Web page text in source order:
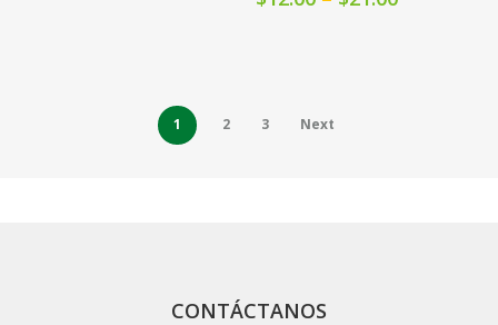
1 2 3 Next
CONTÁCTANOS